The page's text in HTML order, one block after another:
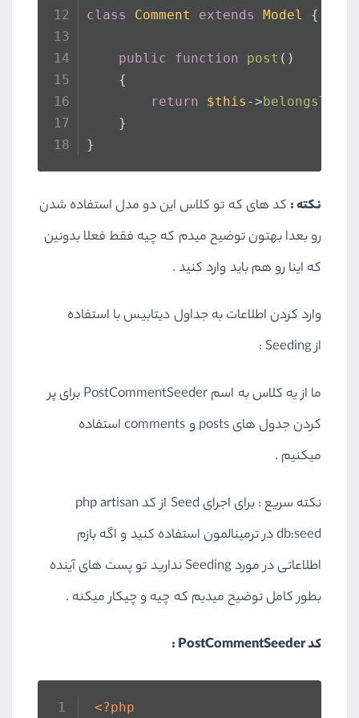
class
Comment extends Model {
public function post ( )
    {
return
$this -> belongsTo
    }
}
نکته : کد های که تو کلاس این دو مدل استفاده شدن
رو بعدا بهتون توضیح میدم که چیه فقط فعلا بدونین
که اینا رو هم باید وارد کنید .
وارد کردن اطلاعات به جداول دیتابیس با استفاده
از Seeding :
ما از یه کلاس به اسم PostCommentSeeder برای پر
کردن جدول های posts و comments استفاده
میکنیم .
نکته سریع : برای اجرای Seed از کد php artisan
db:seed در ترمینالمون استفاده کنید و اگه بازم
اطلاعاتی در مورد Seeding ندارید تو پست های آینده
بطور کامل توضیح میدیم که چیه و چیکار میکنه .
کد PostCommentSeeder :
<?php